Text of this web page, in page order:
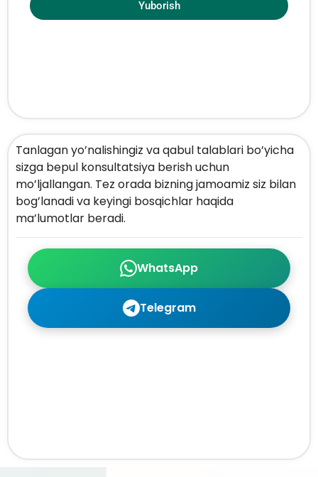
WhatsApp
Telegram
Tanlagan yo’nalishingiz va qabul talablari bo’yicha
sizga bepul konsultatsiya berish uchun
mo’ljallangan. Tez orada bizning jamoamiz siz bilan
bog’lanadi va keyingi bosqichlar haqida
ma’lumotlar beradi.
Yuborish